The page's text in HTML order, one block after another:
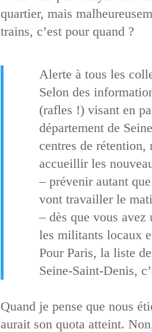
quartier, mais
trains, c’est pour quand ?
Alerte à tous les
Selon des
(rafles !) visant en
département de
centres de
accueillir les
– prévenir autant
vont travailler le
– dès que vous avez
les militants locaux
Pour Paris, la liste
Seine-Saint-Denis,
Quand je pense que nous
aurait son quota atteint.